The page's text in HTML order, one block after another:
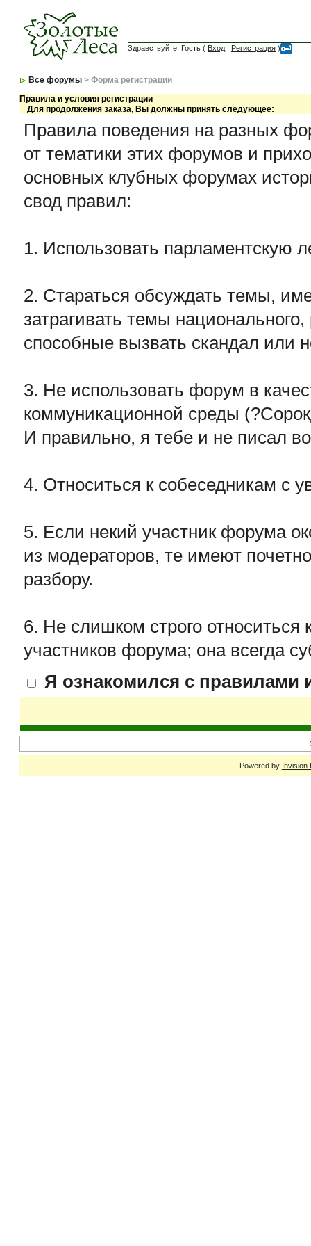
Здравствуйте, Гость ( Вход | Регистрация )
Все форумы > Форма регистрации
Правила и условия регистрации
Для продолжения заказа, Вы должны принять следующее:
Правила поведения на разных
от тематики этих форумов и
основных клубных форумах
свод правил:
1. Использовать парламентскую
2. Стараться обсуждать темы,
затрагивать темы
способные вызвать скандал или
3. Не использовать форум в
коммуникационной среды
И правильно, я тебе и не писал
4. Относиться к собеседникам с
5. Если некий участник форума
из модераторов, те имеют
разбору.
6. Не слишком строго относиться
участников форума; она всегда
Я ознакомился с правилами
Powered by Invision